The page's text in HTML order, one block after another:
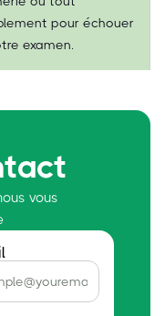
pour échouer
examen.
vous